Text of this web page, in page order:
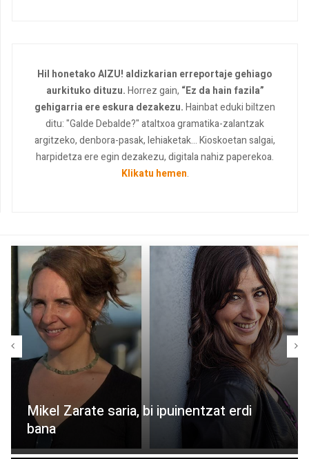
Hil honetako AIZU! aldizkarian erreportaje gehiago
aurkituko dituzu.Horrez gain, “Ez da hain fazila”
gehigarria ere eskura dezakezu.Hainbat eduki biltzen
ditu: "Galde Debalde?" ataltxoa gramatika-zalantzak
argitzeko, denbora-pasak, lehiaketak... Kioskoetan salgai,
harpidetza ere egin dezakezu, digitala nahiz paperekoa.
Klikatu hemen.
Mikel Zarate saria, bi ipuinentzat erdi
bana